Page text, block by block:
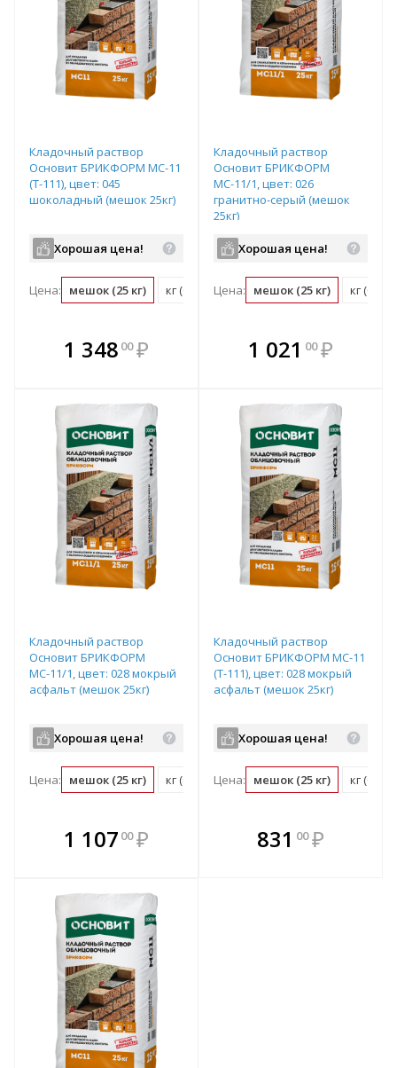
Кладочный раствор
Основит БРИКФОРМ МС-11
(Т-111), цвет: 045
шоколадный (мешок 25кг)
Хорошая цена!
Цена: мешок (25 кг) кг (0.04 мешок)
1 348 00 ₽
В комплекте
всегда выгоднее!
Кладочный раствор
Основит БРИКФОРМ
МС-11/1, цвет: 026
гранитно-серый (мешок
25кг)
Хорошая цена!
Цена: мешок (25 кг) кг (0.04
В комплекте
всегда выгоднее!
1 021 00 ₽
Кладочный раствор
Основит БРИКФОРМ
МС-11/1, цвет: 028 мокрый
асфальт (мешок 25кг)
Хорошая цена!
Цена: мешок (25 кг) кг (0.04 мешок)
1 107 00 ₽
В комплекте
всегда выгоднее!
Кладочный раствор
Основит БРИКФОРМ МС-11
(Т-111), цвет: 028 мокрый
асфальт (мешок 25кг)
Хорошая цена!
Цена: мешок (25 кг) кг (0.04
В комплекте
всегда выгоднее!
831 00 ₽